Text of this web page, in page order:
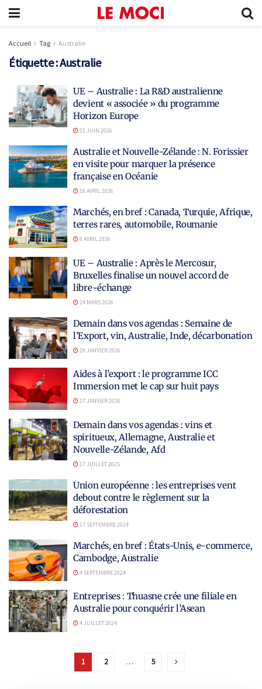
Accueil Tag Australie
Étiquette :Australie
UE – Australie : La R&D australienne
devient « associée » du programme
Horizon Europe
11 JUIN 2026
Australie et Nouvelle-Zélande : N. Forissier
en visite pour marquer la présence
française en Océanie
18 AVRIL 2026
Marchés, en bref : Canada, Turquie, Afrique,
terres rares, automobile, Roumanie
8 AVRIL 2026
UE – Australie : Après le Mercosur,
Bruxelles finalise un nouvel accord de
libre-échange
24 MARS 2026
Demain dans vos agendas : Semaine de
l’Export, vin, Australie, Inde, décarbonation
29 JANVIER 2026
Aides à l’export : le programme ICC
Immersion met le cap sur huit pays
27 JANVIER 2026
Demain dans vos agendas : vins et
spiritueux, Allemagne, Australie et
Nouvelle-Zélande, Afd
17 JUILLET 2025
Union européenne : les entreprises vent
debout contre le règlement sur la
déforestation
17 SEPTEMBRE 2024
Marchés, en bref : États-Unis, e-commerce,
Cambodge, Australie
4 SEPTEMBRE 2024
Entreprises : Thuasne crée une filiale en
Australie pour conquérir l’Asean
4 JUILLET 2024
1 2 … 5